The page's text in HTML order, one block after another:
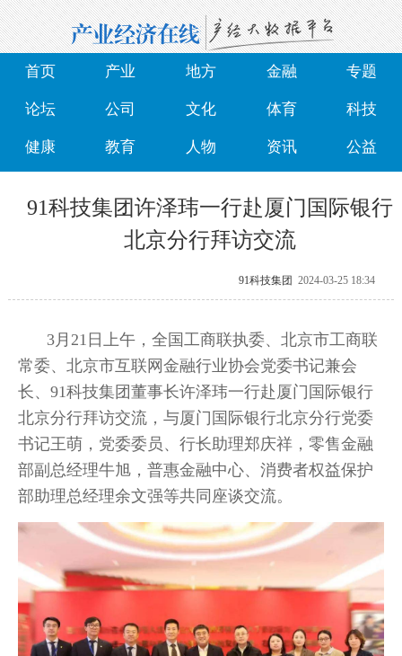
首页 产业 地方 金融 专题
论坛 公司 文化 体育 科技
健康 教育 人物 资讯 公益
91科技集团许泽玮一行赴厦门国际银行
北京分行拜访交流
91科技集团 2024-03-25 18:34
3月21日上午，全国工商联执委、北京市工商联
常委、北京市互联网金融行业协会党委书记兼会
长、91科技集团董事长许泽玮一行赴厦门国际银行
北京分行拜访交流，与厦门国际银行北京分行党委
书记王萌，党委委员、行长助理郑庆祥，零售金融
部副总经理牛旭，普惠金融中心、消费者权益保护
部助理总经理余文强等共同座谈交流。